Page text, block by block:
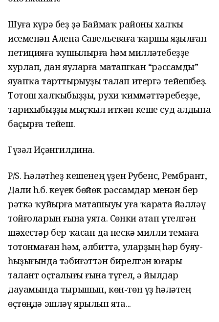
Шуға күрә беҙ ҙә Баймаҡ районы халҡы
исеменән Алена Савельеваға ҡаршы яҙылған
петицияға ҡушылырға һәм милләтебеҙҙе
хурлап, дан яуларға маташҡан “рәссамды”
яуапҡа тарттырыуҙы талап итергә тейешбеҙ.
Тотош халҡыбыҙҙы, рухи ҡиммәттәребеҙҙе,
тарихыбыҙҙы мыҫҡыл иткән кеше суд алдына
баҫырға тейеш.
Гүзәл Иҫәнгилдина.
P/S. Һәләтһеҙ кешенең үҙен Рубенс, Рембрант,
Далиһ.б. кеүек бөйөк рәссамдар менән бер
рәткә ҡуйырға маташыуы уға ҡарата йәлләү
тойғоларынғынауята. Сөнки атап үтелгән
шәхестәр бер ҡасан да нескәмилли темаға
тотонмағанһәм, әлбиттә, уларҙың һәр буяу-
һыҙығында тәбиғәттән бирелгән юғары
талант оҫталығы ғына түгел, ә йылдар
дауамында тырышып, көн-төн үҙ һәләтең
өҫтөңдә эшләү ярылып ята...